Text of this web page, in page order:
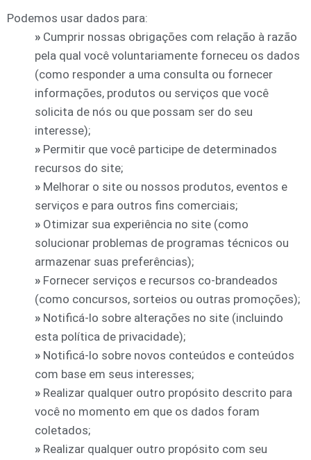
Podemos usar dados para:
» Cumprir nossas obrigações com relação à razão
pela qual você voluntariamente forneceu os dados
(como responder a uma consulta ou fornecer
informações, produtos ou serviços que você
solicita de nós ou que possam ser do seu
interesse);
» Permitir que você participe de determinados
recursos do site;
» Melhorar o site ou nossos produtos, eventos e
serviços e para outros fins comerciais;
» Otimizar sua experiência no site (como
solucionar problemas de programas técnicos ou
armazenar suas preferências);
» Fornecer serviços e recursos co-brandeados
(como concursos, sorteios ou outras promoções);
» Notificá-lo sobre alterações no site (incluindo
esta política de privacidade);
» Notificá-lo sobre novos conteúdos e conteúdos
com base em seus interesses;
» Realizar qualquer outro propósito descrito para
você no momento em que os dados foram
coletados;
» Realizar qualquer outro propósito com seu